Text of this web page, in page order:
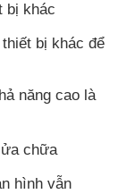
bị khác
bị khác để
năng cao là
chữa
hình vẫn